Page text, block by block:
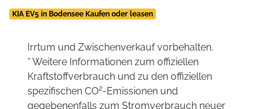
KIA EV5 in Bodensee Kaufen oder leasen
Irrtum und Zwischenverkauf vorbehalten.
* Weitere Informationen zum offiziellen
Kraftstoffverbrauch und zu den offiziellen
spezifischen CO2-Emissionen und
gegebenenfalls zum Stromverbrauch neuer